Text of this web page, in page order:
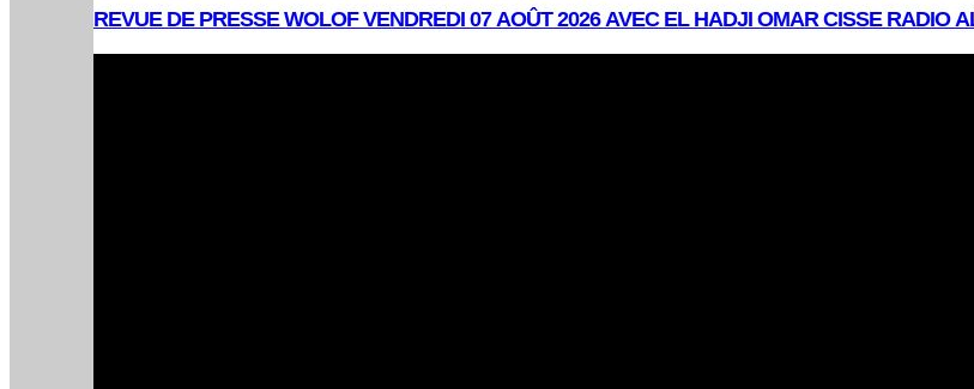
REVUE DE PRESSE WOLOF VENDREDI 07 AOÛT 2026 AVEC EL HADJI OMAR CISSE RADIO